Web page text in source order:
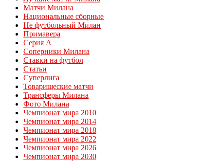
Матчи Милана
Национальные сборные
Не футбольный Милан
Примавера
Серия А
Соперники Милана
Ставки на футбол
Статьи
Суперлига
Товарищеские матчи
Трансферы Милана
Фото Милана
Чемпионат мира 2010
Чемпионат мира 2014
Чемпионат мира 2018
Чемпионат мира 2022
Чемпионат мира 2026
Чемпионат мира 2030